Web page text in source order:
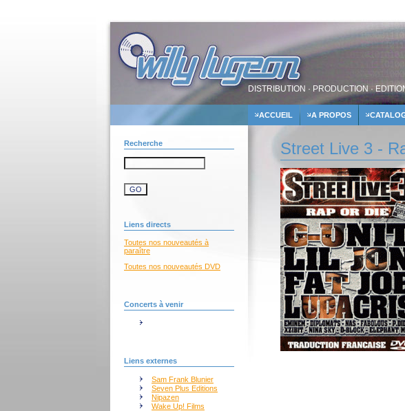
DISTRIBUTION · PRODUCTION ·
ACCUEIL A PROPOS
Recherche
Liens directs
Toutes nos nouveautés à
paraître
Toutes nos nouveautés DVD
Concerts à venir
Liens externes
Sam Frank Blunier
Seven Plus Editions
Nipazen
Wake Up! Films
Street Live 3 -